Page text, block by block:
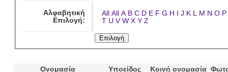
Αλφαβητική
Επιλογή:
All All A B C D E F G H I J K L M N O P
T U V W X Y Z
Ονομασία Υποείδος Κοινή ονομασία